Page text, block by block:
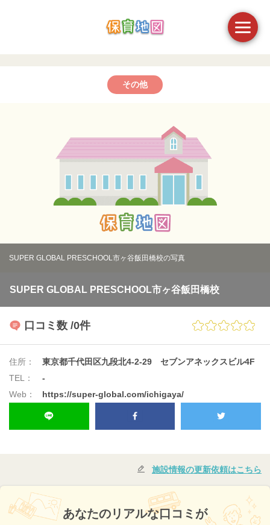
その他
SUPER GLOBAL PRESCHOOL市ヶ谷飯田橋校の写真
SUPER GLOBAL PRESCHOOL市ヶ谷飯田橋校
口コミ数 /0件
住所：
東京都千代田区九段北4-2-29 セブンアネックスビル4F
TEL：
-
Web：
https://super-global.com/ichigaya/
施設情報の更新依頼はこちら
あなたのリアルな口コミが